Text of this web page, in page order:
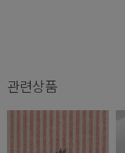
관련상품